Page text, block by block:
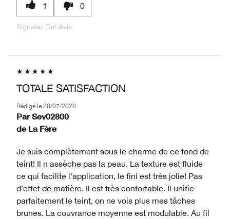
1 0
Signaler Cet Avis
TOTALE SATISFACTION
Rédigé le 20/07/2020
Par Sev02800
de La Fère
Je suis complètement sous le charme de ce fond de
teint! Il n assèche pas la peau. La texture est fluide
ce qui facilite l'application, le fini est très jolie! Pas
d'effet de matière. Il est très confortable. Il unifie
parfaitement le teint, on ne vois plus mes tâches
brunes. La couvrance moyenne est modulable. Au fil